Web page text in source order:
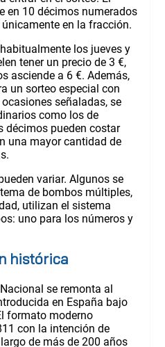
en 10 décimos numerados
en la fracción.
los jueves y
tener un precio de 3 €,
asciende a 6 €. Además,
un sorteo especial con
señaladas, se
como los de
décimos pueden costar
una mayor cantidad de
variar. Algunos se
de bombos múltiples,
utilizan el sistema
uno para los números y
histórica
se remonta al
en España bajo
formato moderno
con la intención de
de más de 200 años